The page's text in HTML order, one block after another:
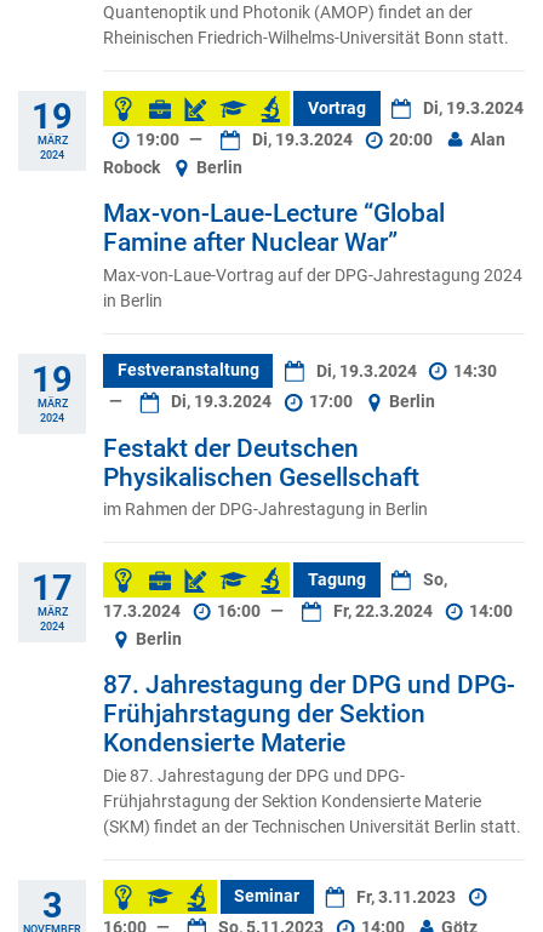
Quantenoptik und Photonik (AMOP) findet an der
Rheinischen Friedrich-Wilhelms-Universität Bonn statt.
19
MÄRZ
2024
Vortrag
Di, 19.3.2024
19:00 — Di, 19.3.2024 20:00
Alan
Robock
Berlin
Max-von-Laue-Lecture “Global
Famine after Nuclear War”
Max-von-Laue-Vortrag auf der DPG-Jahrestagung 2024
in Berlin
19
MÄRZ
2024
Festveranstaltung Di, 19.3.2024
14:30
—
Di, 19.3.2024 17:00 Berlin
Festakt der Deutschen
Physikalischen Gesellschaft
im Rahmen der DPG-Jahrestagung in Berlin
17
MÄRZ
2024
Tagung
So,
17.3.2024
16:00 — Fr, 22.3.2024
14:00
Berlin
87. Jahrestagung der DPG und DPG-
Frühjahrstagung der Sektion
Kondensierte Materie
Die 87. Jahrestagung der DPG und DPG-
Frühjahrstagung der Sektion Kondensierte Materie
(SKM) findet an der Technischen Universität Berlin statt.
3
NOVEMBER
Seminar
Fr, 3.11.2023